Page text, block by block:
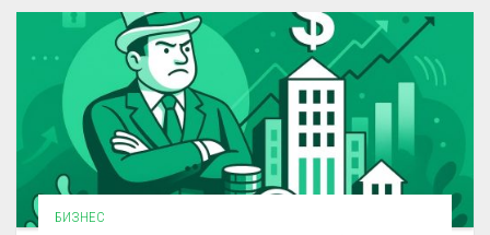
БИЗНЕС